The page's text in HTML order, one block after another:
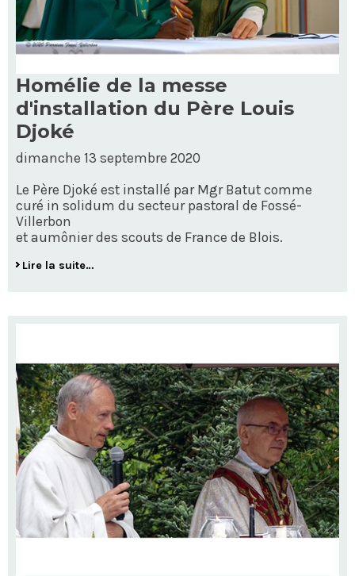
Homélie de la messe
d'installation du Père Louis
Djoké
dimanche 13 septembre 2020
Le Père Djoké est installé par Mgr Batut comme
curé in solidum du secteur pastoral de Fossé-
Villerbon
et aumônier des scouts de France de Blois.
Lire la suite…